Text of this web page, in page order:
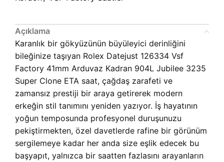
Açıklama
Karanlık bir gökyüzünün büyüleyici derinliğini
bileğinize taşıyan Rolex Datejust 126334 Vsf
Factory 41mm Arduvaz Kadran 904L Jubilee 3235
Super Clone ETA saat, çağdaş zarafeti ve
zamansız prestiji bir araya getirerek modern
erkeğin stil tanımını yeniden yazıyor. İş hayatının
yoğun temposunda profesyonel duruşunuzu
pekiştirmekten, özel davetlerde rafine bir görünüm
sergilemeye kadar her anda size eşlik edecek bu
başyapıt, yalnızca bir saatten fazlasını arayanların